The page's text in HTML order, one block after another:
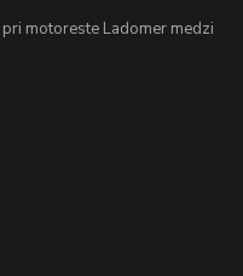
pri motoreste Ladomer medzi